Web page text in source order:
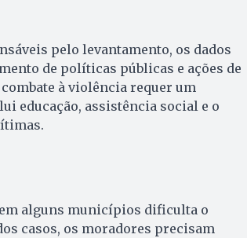
pelo levantamento, os dados
de políticas públicas e ações de
à violência requer um
educação, assistência social e o
alguns municípios dificulta o
casos, os moradores precisam